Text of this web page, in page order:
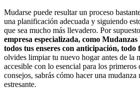
Mudarse puede resultar un proceso
una planificación adecuada y siguiendo
que sea mucho más llevadero. Por
empresa especializada, como
todos tus enseres con anticipación,
olvides limpiar tu nuevo hogar antes de la
accesible con lo esencial para los primeros
consejos, sabrás cómo hacer una mudanza
estresante.